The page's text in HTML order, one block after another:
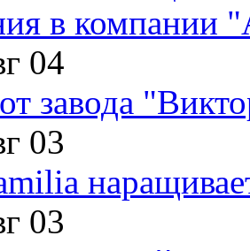
в компании
04
завода
03
03